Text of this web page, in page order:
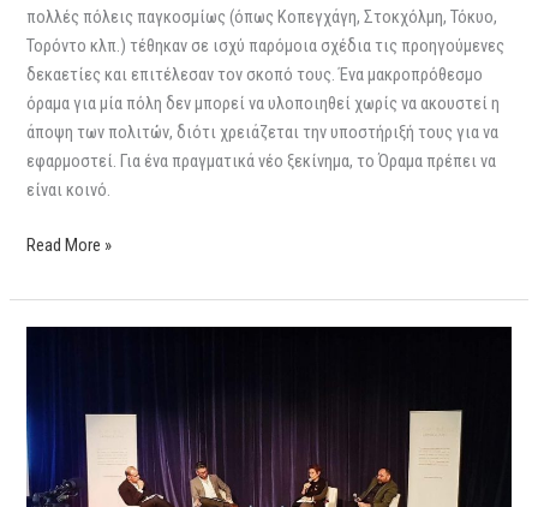
πολλές πόλεις παγκοσμίως (όπως Κοπεγχάγη, Στοκχόλμη, Τόκυο,
Τορόντο κλπ.) τέθηκαν σε ισχύ παρόμοια σχέδια τις προηγούμενες
δεκαετίες και επιτέλεσαν τον σκοπό τους. Ένα μακροπρόθεσμο
όραμα για μία πόλη δεν μπορεί να υλοποιηθεί χωρίς να ακουστεί η
άποψη των πολιτών, διότι χρειάζεται την υποστήριξή τους για να
εφαρμοστεί. Για ένα πραγματικά νέο ξεκίνημα, το Όραμα πρέπει να
είναι κοινό.
Read More »
Volume
II:
Βιώσιμος